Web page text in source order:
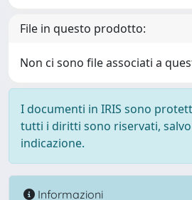
File in questo prodotto:
Non ci sono file associati a
I documenti in IRIS sono
tutti i diritti sono riservati,
indicazione.
Informazioni